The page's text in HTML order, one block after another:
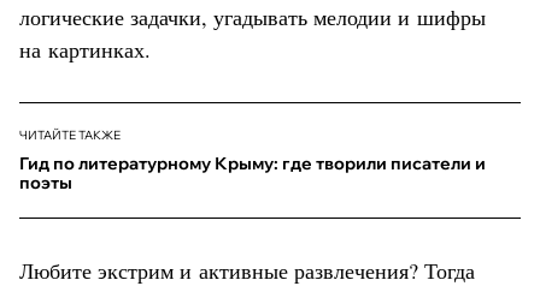
логические задачки, угадывать мелодии и шифры
на картинках.
ЧИТАЙТЕ ТАКЖЕ
Гид по литературному Крыму: где творили писатели и
поэты
Любите экстрим и активные развлечения? Тогда